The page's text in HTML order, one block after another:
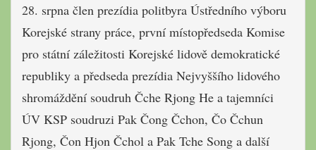
28. srpna člen prezídia politbyra Ústředního výboru
Korejské strany práce, první místopředseda Komise
pro státní záležitosti Korejské lidově demokratické
republiky a předseda prezídia Nejvyššího lidového
shromáždění soudruh Čche Rjong He a tajemníci
ÚV KSP soudruzi Pak Čong Čchon, Čo Čchun
Rjong, Čon Hjon Čchol a Pak Tche Song a další